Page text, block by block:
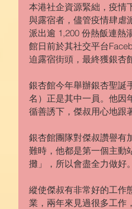
本港社企資源緊絀，疫情
與露宿者，儘管疫情肆虐
派出逾 1,200 份熱飯連熱
館日前於其社交平台
迫露宿街頭，最終獲銀杏
銀杏館今年舉辦銀杏聖誕
名）正是其中一員。他因
循善誘下，傑叔用心地跟
銀杏館團隊對傑叔讚譽有
難時，他都是第一個主動
攤」，所以會盡全力做好。
縱使傑叔有非常好的工作
業，兩年來見過很多工作